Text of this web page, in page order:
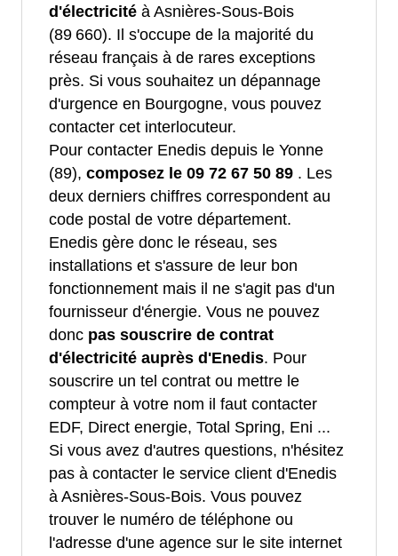
d'électricité à Asnières-Sous-Bois
(89 660). Il s'occupe de la majorité du
réseau français à de rares exceptions
près. Si vous souhaitez un dépannage
d'urgence en Bourgogne, vous pouvez
contacter cet interlocuteur.
Pour contacter Enedis depuis le Yonne
(89), composez le 09 72 67 50 89 . Les
deux derniers chiffres correspondent au
code postal de votre département.
Enedis gère donc le réseau, ses
installations et s'assure de leur bon
fonctionnement mais il ne s'agit pas d'un
fournisseur d'énergie. Vous ne pouvez
donc pas souscrire de contrat
d'électricité auprès d'Enedis. Pour
souscrire un tel contrat ou mettre le
compteur à votre nom il faut contacter
EDF, Direct energie, Total Spring, Eni ...
Si vous avez d'autres questions, n'hésitez
pas à contacter le service client d'Enedis
à Asnières-Sous-Bois. Vous pouvez
trouver le numéro de téléphone ou
l'adresse d'une agence sur le site internet